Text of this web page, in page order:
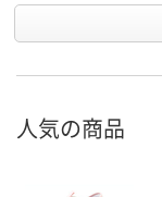
人気の商品